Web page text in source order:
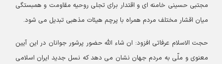
مجتبی حسینی خامنه ای و اقتدار برای تجلی روحیه مقاومت و همبستگی
میان اقشار مختلف مردم همراه با پرچم هیئات مذهبی تبدیل می شود.
حجت الاسلام عرفاتی افزود: ان شاء الله حضور پرشور جوانان در این آیین
معنوی و ملّی به مردم جهان نشان می دهد که نسل جدید ایران اسلامی